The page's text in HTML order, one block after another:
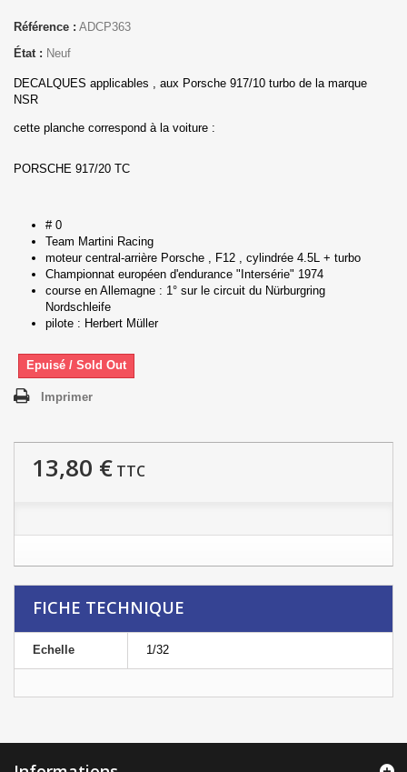
Référence : ADCP363
État : Neuf
DECALQUES applicables , aux Porsche 917/10 turbo de la marque
NSR
cette planche correspond à la voiture :
PORSCHE 917/20 TC
# 0
Team Martini Racing
moteur central-arrière Porsche , F12 , cylindrée 4.5L + turbo
Championnat européen d'endurance "Intersérie" 1974
course en Allemagne : 1° surle circuit du Nürburgring
Nordschleife
pilote : Herbert Müller
Epuisé / Sold Out
Imprimer
13,80 € TTC
FICHE TECHNIQUE
Echelle 1/32